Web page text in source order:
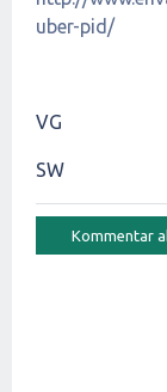
uber-pid/
VG
SW